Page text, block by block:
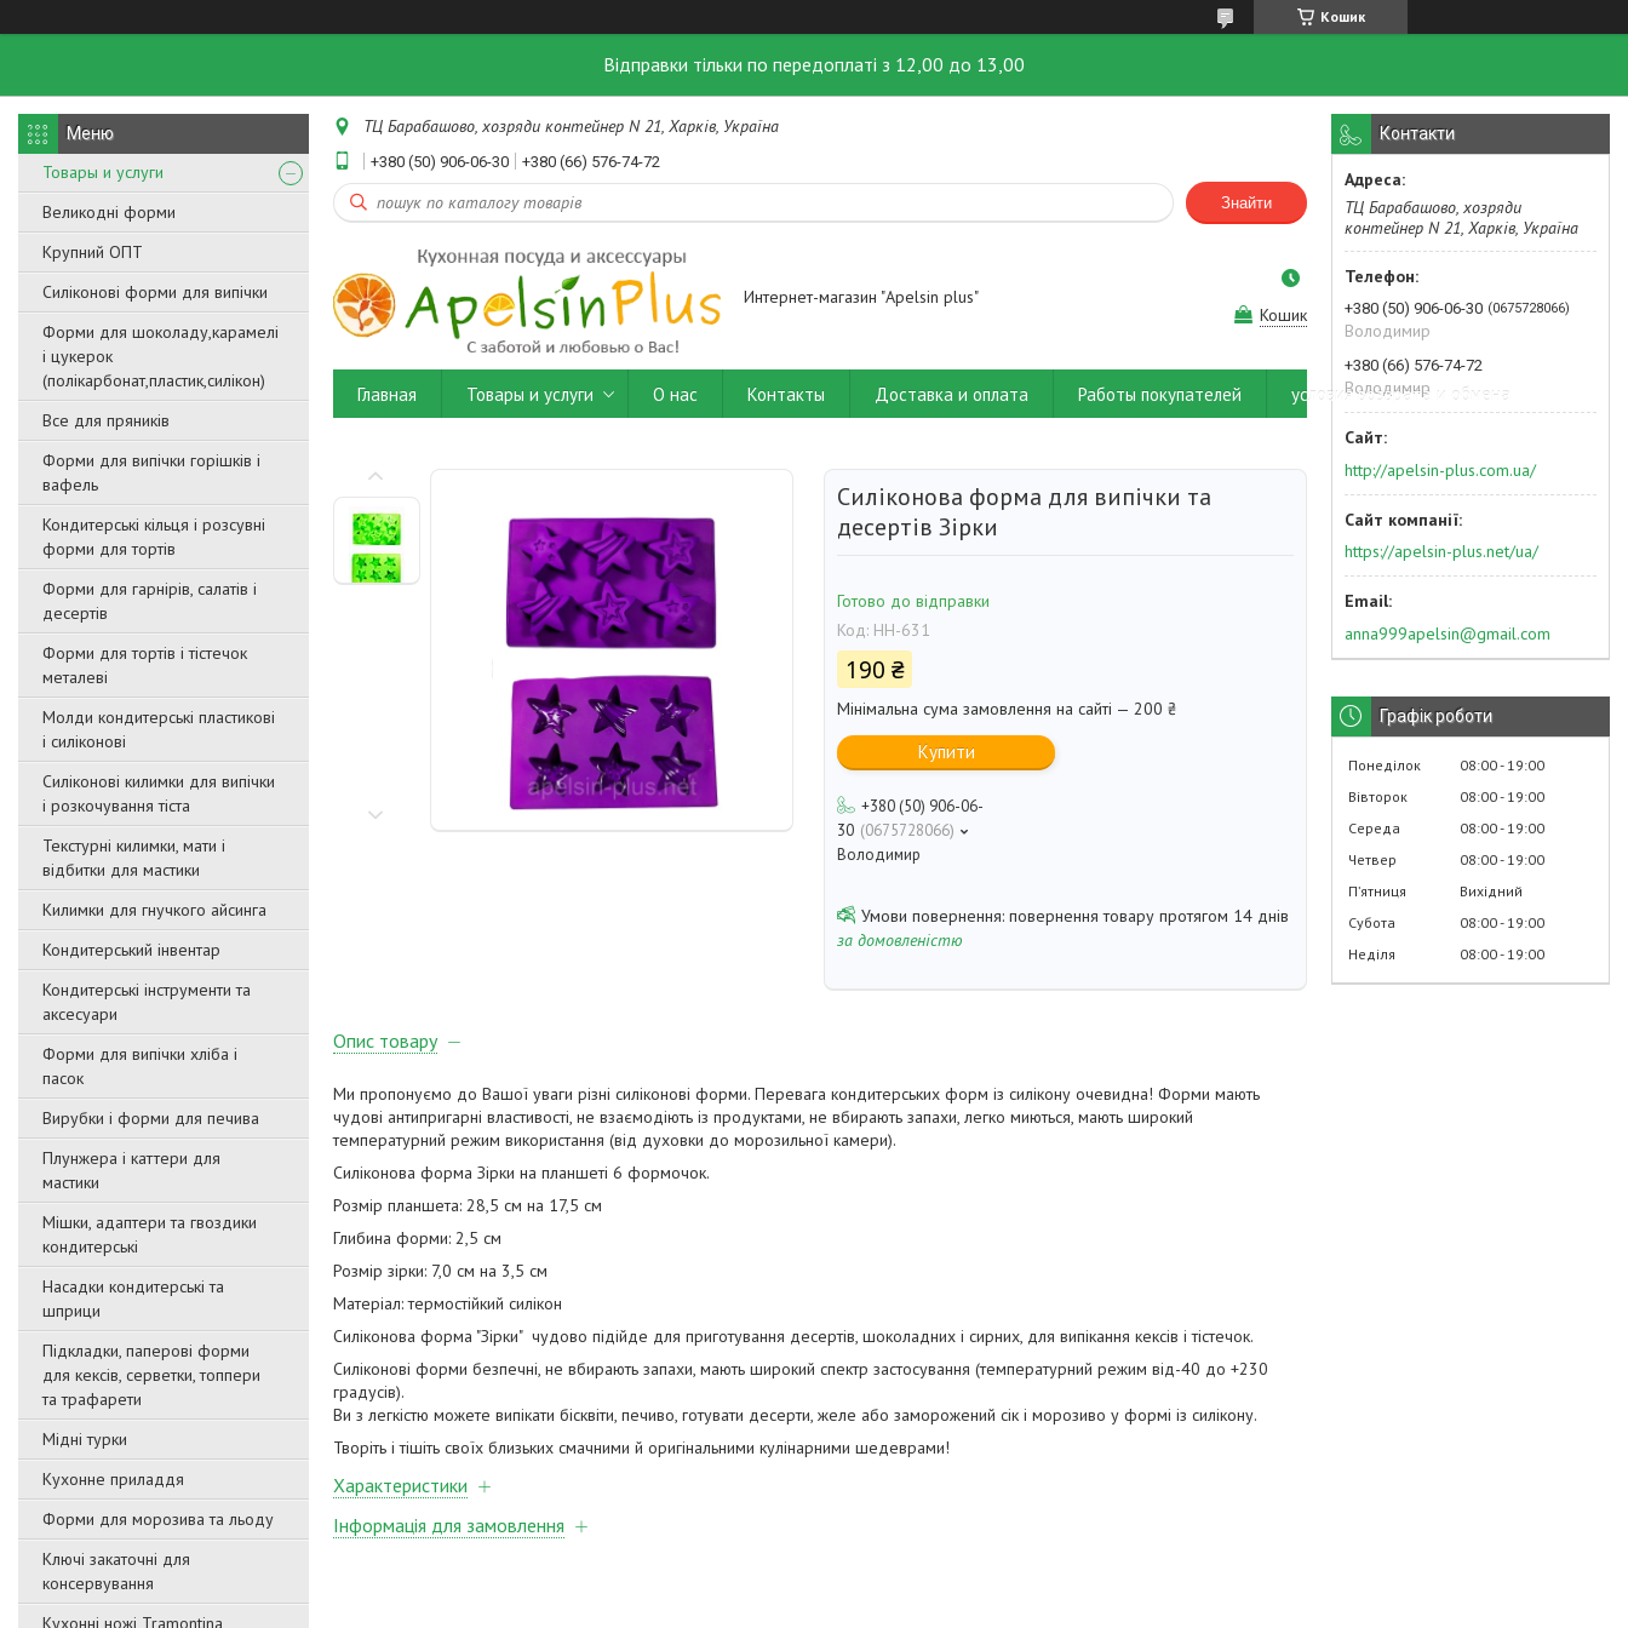
Кошик
Відправки тільки по передоплаті з 12,00 до 13,00
Товары и услуги
Великодні форми
Крупний ОПТ
Силіконові форми для випічки
Форми для шоколаду,карамелі
і цукерок
(полікарбонат,пластик,силікон)
Все для пряників
Форми для випічки горішків і
вафель
Кондитерські кільця і розсувні
форми для тортів
Форми для гарнірів, салатів і
десертів
Форми для тортів і тістечок
металеві
Молди кондитерські пластикові
і силіконові
Силіконові килимки для випічки
і розкочування тіста
Текстурні килимки, мати і
відбитки для мастики
Килимки для гнучкого айсинга
Кондитерський інвентар
Кондитерські інструменти та
аксесуари
Форми для випічки хліба і
пасок
Вирубки і форми для печива
Плунжера і каттери для
мастики
Мішки, адаптери та гвоздики
кондитерські
Насадки кондитерські та
шприци
Підкладки, паперові форми
для кексів, серветки, топпери
та трафарети
Мідні турки
Кухонне приладдя
Форми для морозива та льоду
Ключі закаточні для
консервування
Кухонні ножі Tramontina
ТЦ Барабашово, хозряди контейнер N 21, Харків, Україна
+380 (50) 906-06-30 +380 (66) 576-74-72
Знайти
Интернет-магазин "Apelsin plus"
Кошик
Главная Товары и услуги О нас Контакты Доставка и оплата Работы покупателей условия возврата и обмена
Силіконова форма для випічки та
десертів Зірки
Готово до відправки
Код: НН-631
190 ₴
Мінімальна сума замовлення на сайті — 200 ₴
Купити
+380 (50) 906-06-
30 0675728066
Володимир
повернення товару протягом 14 днів
за домовленістю
Опис товару
Ми пропонуємо до Вашої уваги різні силіконові форми. Перевага кондитерських форм із силікону очевидна! Форми мають
чудові антипригарні властивості, не взаємодіють із продуктами, не вбирають запахи, легко миються, мають широкий
температурний режим використання (від духовки до морозильної камери).
Силіконова форма Зірки на планшеті 6 формочок.
Розмір планшета: 28,5 см на 17,5 см
Глибина форми: 2,5 см
Розмір зірки: 7,0 см на 3,5 см
Матеріал: термостійкий силікон
Силіконова форма "Зірки" чудово підійде для приготування десертів, шоколадних і сирних, для випікання кексів і тістечок.
Силіконові форми безпечні, не вбирають запахи, мають широкий спектр застосування (температурний режим від-40 до +230
градусів).
Ви з легкістю можете випікати бісквіти, печиво, готувати десерти, желе або заморожений сік і морозиво у формі із силікону.
Творіть і тішіть своїх близьких смачними й оригінальними кулінарними шедеврами!
Характеристики
Інформація для замовлення
Контакти
ТЦ Барабашово, хозряди
контейнер N 21, Харків, Україна
+380 (50) 906-06-30 0675728066
Володимир
+380 (66) 576-74-72
Володимир
http://apelsin-plus.com.ua/
https://apelsin-plus.net/ua/
anna999apelsin@gmail.com
Графік роботи
Понеділок 08:00 19:00
Вівторок
08:00 19:00
Середа
08:00 19:00
Четвер
08:00 19:00
Пʼятниця
Вихідний
Субота
08:00 19:00
Неділя
08:00 19:00